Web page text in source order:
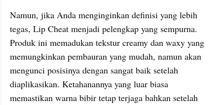
Namun, jika Anda menginginkan definisi yang lebih
tegas, Lip Cheat menjadi pelengkap yang sempurna.
Produk ini memadukan tekstur creamy dan waxy yang
memungkinkan pembauran yang mudah, namun akan
mengunci posisinya dengan sangat baik setelah
diaplikasikan. Ketahanannya yang luar biasa
memastikan warna bibir tetap terjaga bahkan setelah